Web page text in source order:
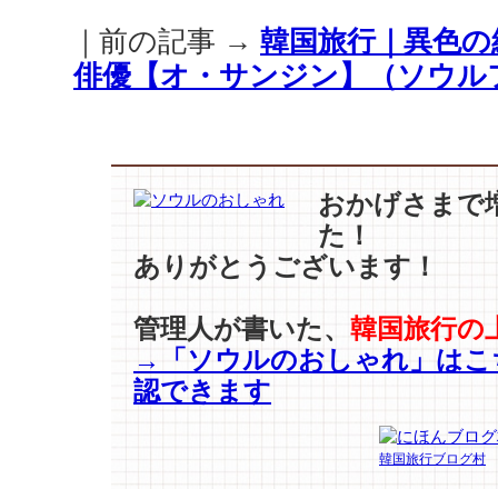
ン】
【チ
ド
ゴ
彫
刻
う
な
｜前の記事 → 韓国旅行｜異色
俳優【オ・サンジン】（ソウ
おかげさまで
た！
ありがとうございます！
管理人が書いた、 韓国旅行の
→「ソウルのおしゃれ」はこ
認できます
韓国旅行ブログ村